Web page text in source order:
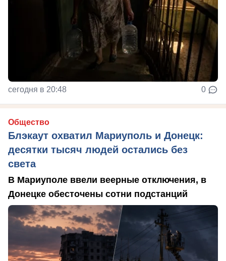
сегодня в 20:48 0
Общество
Блэкаут охватил Мариуполь и Донецк:
десятки тысяч людей остались без
света
В Мариуполе ввели веерные отключения, в
Донецке обесточены сотни подстанций